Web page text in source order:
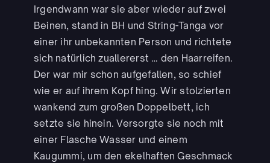
Irgendwann war sie aber wieder auf zwei
Beinen, stand in BH und String-Tanga vor
einer ihr unbekannten Person und richtete
sich natürlich zuallererst … den Haarreifen.
Der war mir schon aufgefallen, so schief
wie er auf ihrem Kopf hing. Wir stolzierten
wankend zum großen Doppelbett, ich
setzte sie hinein. Versorgte sie noch mit
einer Flasche Wasser und einem
Kaugummi, um den ekelhaften Geschmack